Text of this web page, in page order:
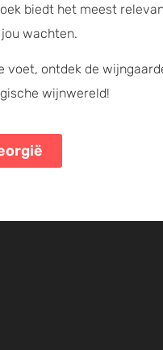
biedt het meest
wachten.
voet, ontdek de
wijnwereld!